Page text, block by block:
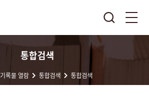
통합검색
기록물 열람 통합검색 통합검색